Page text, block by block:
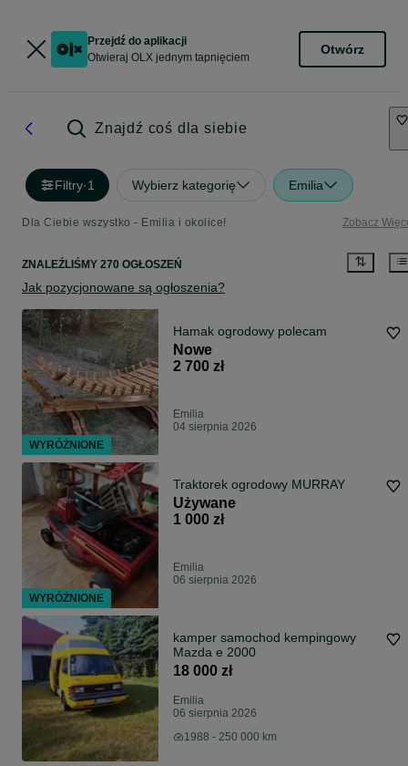
Przejdź do aplikacji
Otwieraj OLX jednym tapnięciem
Otwórz
Znajdź coś dla siebie
Filtry·1 Wybierz kategorię Emilia
Dla Ciebie wszystko - Emilia i okolice! Zobacz
ZNALEŹLIŚMY 270 OGŁOSZEŃ
Jak pozycjonowane są ogłoszenia?
Hamak ogrodowy polecam
Nowe
2 700 zł
Emilia
04 sierpnia 2026
Traktorek ogrodowy MURRAY
Używane
1 000 zł
Emilia
06 sierpnia 2026
kamper samochod kempingowy
Mazda e 2000
18 000 zł
Emilia
06 sierpnia 2026
1988 - 250 000 km
WYRÓŻNIONE
WYRÓŻNIONE